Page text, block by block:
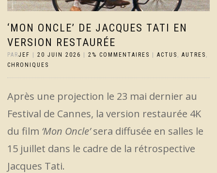
‘MON ONCLE’ DE JACQUES TATI EN
VERSION RESTAURÉE
PARJEF 20 JUIN 2026 2% COMMENTAIRES ACTUS , AUTRES ,
CHRONIQUES
Après une projection le 23 mai dernier au
Festival de Cannes, la version restaurée 4K
du film ‘Mon Oncle’sera diffusée en salles le
15 juillet dans le cadre de la rétrospective
Jacques Tati.